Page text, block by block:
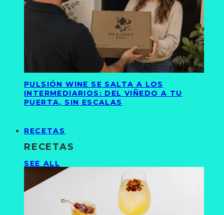
PULSIÓN WINE SE SALTA A LOS
INTERMEDIARIOS: DEL VIÑEDO A TU
PUERTA, SIN ESCALAS
RECETAS
RECETAS
SEE ALL